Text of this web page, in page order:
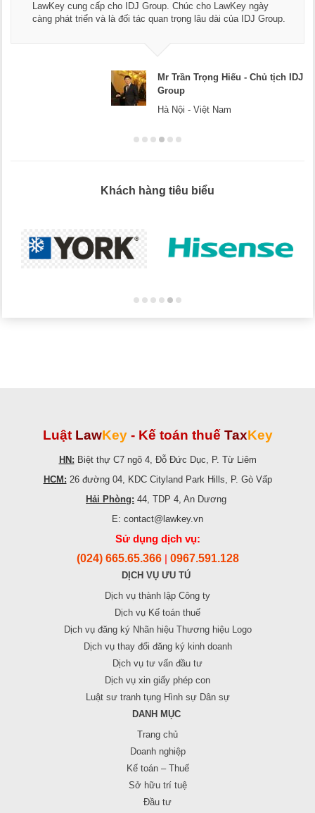
LawKey cung cấp cho IDJ Group. Chúc cho LawKey ngày
càng phát triển và là đối tác quan trọng lâu dài của IDJ Group.
Mr Trần Trọng Hiếu - Chủ tịch IDJ
Group
Hà Nội - Việt Nam
Khách hàng tiêu biểu
Luật LawKey - Kế toán thuế TaxKey
HN: Biệt thự C7 ngõ 4, Đỗ Đức Dục, P. Từ Liêm
HCM: 26 đường 04, KDC Cityland Park Hills, P. Gò Vấp
Hải Phòng: 44, TDP 4, An Dương
E: contact@lawkey.vn
Sử dụng dịch vụ:
(024) 665.65.366 0967.591.128
DỊCH VỤ ƯU TÚ
Dịch vụ thành lập Công ty
Dịch vụ Kế toán thuế
Dịch vụ đăng ký Nhãn hiệu Thương hiệu Logo
Dịch vụ thay đổi đăng ký kinh doanh
Dịch vụ tư vấn đầu tư
Dịch vụ xin giấy phép con
Luật sư tranh tụng Hình sự Dân sự
DANH MỤC
Trang chủ
Doanh nghiệp
Kế toán – Thuế
Sở hữu trí tuệ
Đầu tư